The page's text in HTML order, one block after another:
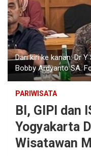
Dari kiri ke kanan: Dr
Bobby Ardyanto SA.
PARIWISATA
BI, GIPI dan
Yogyakarta
Wisatawan